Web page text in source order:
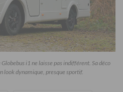
i1 ne laisse pas indifférent. Sa déco
look dynamique, presque sportif.